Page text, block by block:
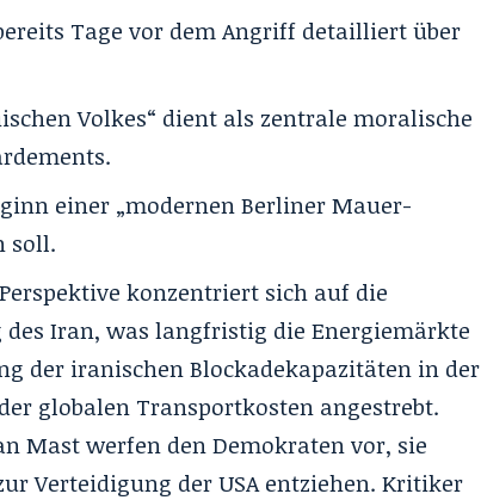
Tage vor dem Angriff detailliert über
Volkes“ dient als zentrale moralische
einer „modernen Berliner Mauer-
soll.
konzentriert sich auf die
Iran, was langfristig die Energiemärkte
der iranischen Blockadekapazitäten in der
globalen Transportkosten angestrebt.
Mast werfen den Demokraten vor, sie
Verteidigung der USA entziehen. Kritiker